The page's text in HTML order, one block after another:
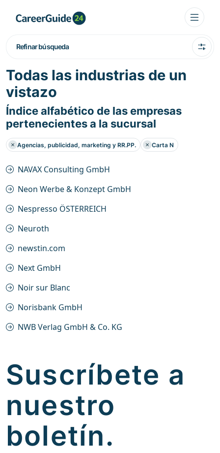
Refinar búsqueda
Todas las industrias de un
vistazo
Índice alfabético de las empresas
pertenecientes a la sucursal
Agencias, publicidad, marketing y RR.PP. Carta N
NAVAX Consulting GmbH
Neon Werbe & Konzept GmbH
Nespresso ÖSTERREICH
Neuroth
newstin.com
Next GmbH
Noir sur Blanc
Norisbank GmbH
NWB Verlag GmbH & Co. KG
Suscríbete a
nuestro
boletín.